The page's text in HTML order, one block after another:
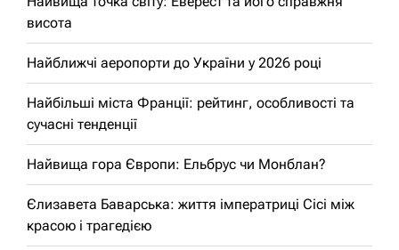
висота
Найближчі аеропорти до України у 2026 році
Найбільші міста Франції: рейтинг, особливості та
сучасні тенденції
Найвища гора Європи: Ельбрус чи Монблан?
Єлизавета Баварська: життя імператриці Сісі між
красою і трагедією